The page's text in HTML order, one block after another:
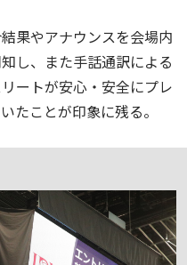
果やアナウンスを会場内
し、また手話通訳による
ートが安心・安全にプレ
たことが印象に残る。